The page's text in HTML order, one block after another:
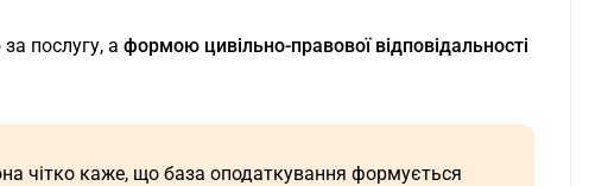
послугу, а формою цивільно-правової відповідальності
чітко каже, що база оподаткування формується